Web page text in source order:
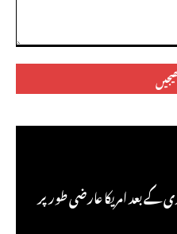
کے بعد امریکا عارضی طور پر